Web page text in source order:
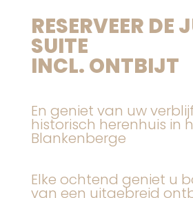
RESERVEER DE
SUITE
INCL. ONTBIJT
En geniet van uw
historisch herenhuis in
Blankenberge
Elke ochtend geniet u
van een uitgebreid